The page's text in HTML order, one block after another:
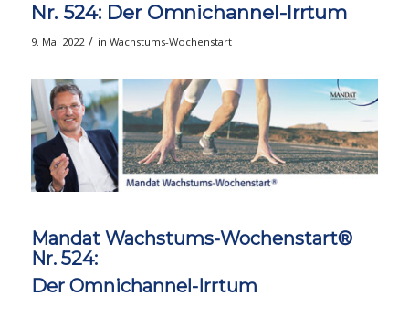
Nr. 524: Der Omnichannel-Irrtum
9. Mai 2022 / in Wachstums-Wochenstart
Mandat Wachstums-Wochenstart®
Nr. 524:
Der Omnichannel-Irrtum